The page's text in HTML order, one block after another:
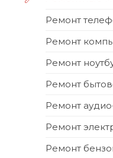
Ремонт
Ремонт
Ремонт
Ремонт
Ремонт
Ремонт
Ремонт